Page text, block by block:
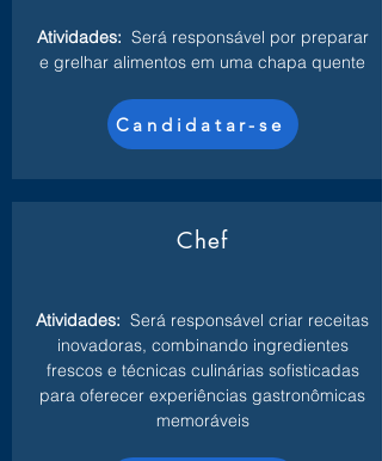
Atividades: Será responsável por preparar
e grelhar alimentos em uma chapa quente
Candidatar-se
Chef
Atividades: Será responsável criar receitas
inovadoras, combinando ingredientes
frescos e técnicas culinárias sofisticadas
para oferecer experiências gastronômicas
memoráveis